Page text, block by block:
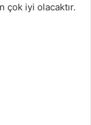
çok iyi olacaktır.